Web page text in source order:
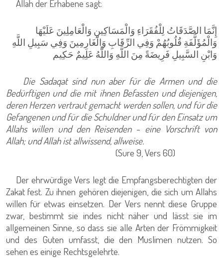
Allah der Erhabene sagt:
إِنَّمَا الصَّدَقَاتُ لِلْفُقَرَاءِ وَالْمَسَاكِينِ وَالْعَامِلِينَ عَلَيْهَا
وَالْمُؤَلَّفَةِ قُلُوبُهُمْ وَفِي الرِّقَابِ وَالْغَارِمِينَ وَفِي سَبِيلِ اللَّهِ
وَابْنِ السَّبِيلِ فَرِيضَةً مِنَ اللَّهِ وَاللَّهُ عَلِيمٌ حَكِيم
Die Sadaqat sind nun aber für die Armen und die
Bedürftigen und die mit ihnen Befassten und diejenigen,
deren Herzen vertraut gemacht werden sollen, und für die
Gefangenen und für die Schuldner und für den Einsatz um
Allahs willen und den Reisenden - eine Vorschrift von
Allah; und Allah ist allwissend, allweise.
(Sure 9, Vers 60)
Der ehrwürdige Vers legt die Empfangsberechtigten der
Zakat fest. Zu ihnen gehören diejenigen, die sich um Allahs
willen für etwas einsetzen. Der Vers nennt diese Gruppe
zwar, bestimmt sie indes nicht näher und lässt sie im
allgemeinen Sinne, so dass sie alle Arten der Frömmigkeit
und des Guten umfasst, die den Muslimen nutzen. So
sehen es einige Rechtsgelehrte.